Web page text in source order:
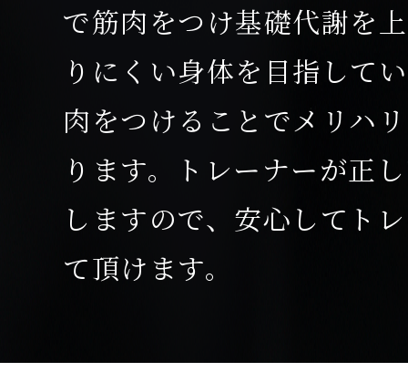
で筋肉をつけ基礎代謝を
りにくい身体を目指して
肉をつけることでメリハ
ります。トレーナーが正
しますので、安心してト
て頂けます。